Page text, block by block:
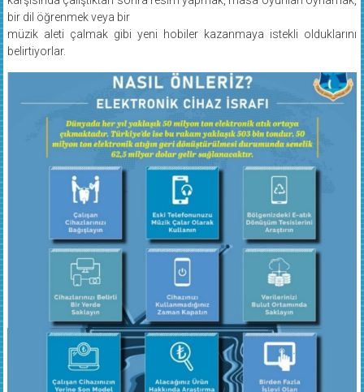
bir dil öğrenmek veya bir
müzik aleti çalmak gibi yeni hobiler kazanmaya istekli olduklarını
belirtiyorlar.